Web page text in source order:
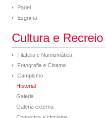
Padel
Esgrima
Cultura e Recreio
Filatelia e Numismática
Fotografia e Cinema
Campismo
Historial
Galeria
Galeria externa